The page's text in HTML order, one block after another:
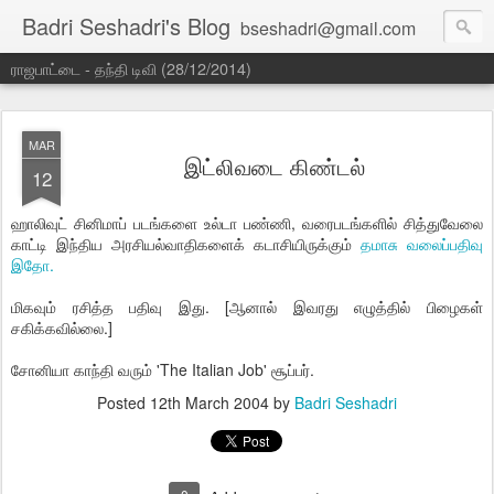
Badri Seshadri's Blog bseshadri@gmail.com
ராஜபாட்டை - தந்தி டிவி (28/12/2014)
MAR
12 இட்லிவடை கிண்டல்
ஹாலிவுட் சினிமாப் படங்களை உல்டா பண்ணி, வரைபடங்களில் சித்துவேலை
காட்டி இந்திய அரசியல்வாதிகளைக் கடாசியிருக்கும் தமாசு வலைப்பதிவு
இதோ.
மிகவும் ரசித்த பதிவு இது. [ஆனால் இவரது எழுத்தில் பிழைகள்
சகிக்கவில்லை.]
சோனியா காந்தி வரும் 'The Italian Job' சூப்பர்.
Posted 12th March 2004 by Badri Seshadri